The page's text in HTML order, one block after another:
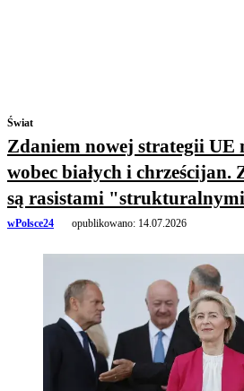
Świat
Zdaniem nowej strategii UE
wobec białych i chrześcijan.
są rasistami
wPolsce24 opublikowano: 14.07.2026